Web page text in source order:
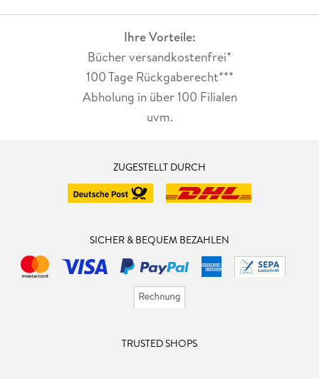
Ihre Vorteile:
Bücher versandkostenfrei*
100 Tage Rückgaberecht***
Abholung in über 100 Filialen
uvm.
ZUGESTELLT DURCH
SICHER & BEQUEM BEZAHLEN
TRUSTED SHOPS